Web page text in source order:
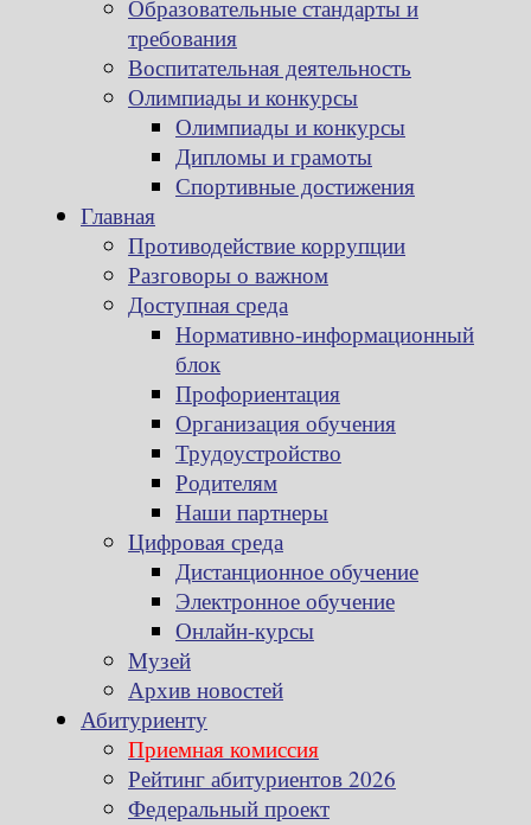
Образовательные стандарты и
требования
Воспитательная деятельность
Олимпиады и конкурсы
Олимпиады и конкурсы
Дипломы и грамоты
Спортивные достижения
Главная
Противодействие коррупции
Разговоры о важном
Доступная среда
Нормативно-информационный
блок
Профориентация
Организация обучения
Трудоустройство
Родителям
Наши партнеры
Цифровая среда
Дистанционное обучение
Электронное обучение
Онлайн-курсы
Музей
Архив новостей
Абитуриенту
Приемная комиссия
Рейтинг абитуриентов 2026
Федеральный проект